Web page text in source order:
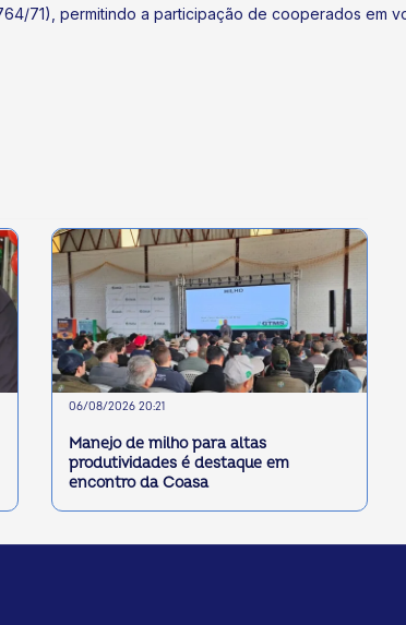
71), permitindo a participação de cooperados em
06/08/2026 20:21
Manejo de milho para altas
produtividades é destaque em
encontro da Coasa